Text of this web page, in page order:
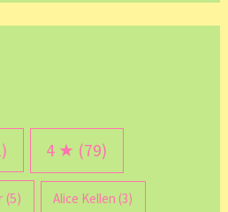
4 ★ (79)
(5) Alice Kellen (3)